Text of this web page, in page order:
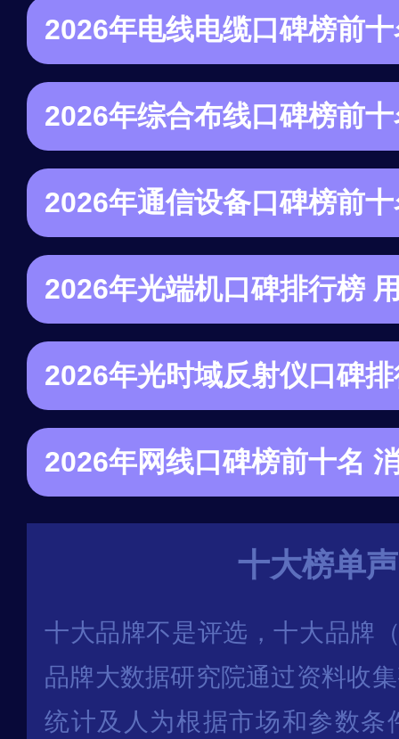
十大榜单
十大品牌不是评选，十大品牌
品牌大数据研究院通过资料收
统计及人为根据市场和参数条